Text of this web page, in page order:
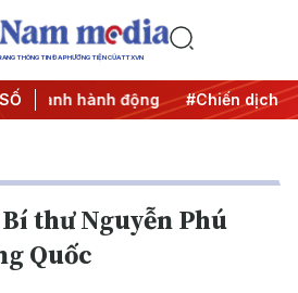
THÔNG TIN ĐA PHƯƠNG TIỆN CỦA TTXVN
hành động #Chiến dịch 500 ngày
thư Nguyễn Phú
Quốc